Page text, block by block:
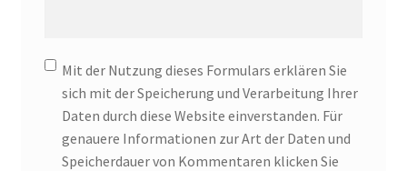
Mit der Nutzung dieses Formulars erklären Sie
sich mit der Speicherung und Verarbeitung Ihrer
Daten durch diese Website einverstanden. Für
genauere Informationen zur Art der Daten und
Speicherdauer von Kommentaren klicken Sie